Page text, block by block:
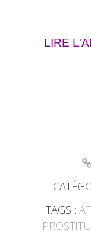
LIRE
TAGS :